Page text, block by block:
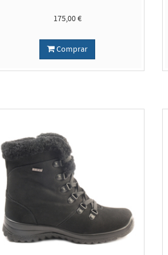
175,00 €
Comprar